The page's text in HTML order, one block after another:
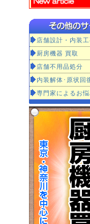
店舗設計・内装
厨房機器 買取
店舗不用品処分
内装解体･原状回
専門家によるお悩